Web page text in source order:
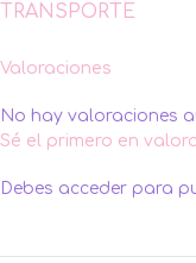
TRANSPORTE
Valoraciones
No hay valoraciones
Sé el primero en
Debes acceder para